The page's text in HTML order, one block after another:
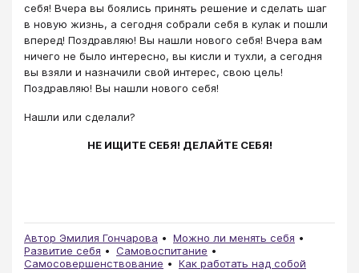
себя! Вчера вы боялись принять решение и сделать шаг
в новую жизнь, а сегодня собрали себя в кулак и пошли
вперед! Поздравляю! Вы нашли нового себя! Вчера вам
ничего не было интересно, вы кисли и тухли, а сегодня
вы взяли и назначили свой интерес, свою цель!
Поздравляю! Вы нашли нового себя!
Нашли или сделали?
НЕ ИЩИТЕ СЕБЯ! ДЕЛАЙТЕ СЕБЯ!
Автор Эмилия Гончарова
Можно ли менять себя
Развитие себя
Самовоспитание
Самосовершенствование
Как работать над собой